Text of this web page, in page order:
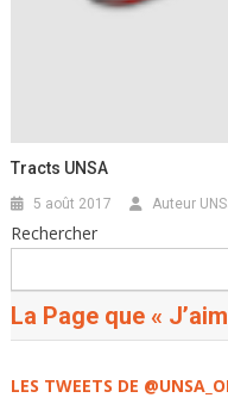
Tracts UNSA
5 août 2017 Auteur
Rechercher
La Page que «
LES TWEETS DE